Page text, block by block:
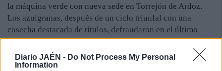
Diario JAÉN - Do Not Process My Personal
Information
la máquina verde con nueva sede en Torrejón de Ardoz.
Los azulgranas, después de un ciclo triunfal con una
cosecha destacada de títulos, defraudaron en el último
curso y no llevaron trofeo alguno a sus vitrinas. El Jaén
Paraíso Interior le impidió ganar la Copa de España en la
final de Ciudad Real.